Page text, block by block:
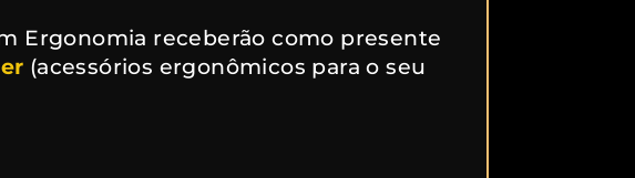
Ergonomia receberão como presente
(acessórios ergonômicos para o seu